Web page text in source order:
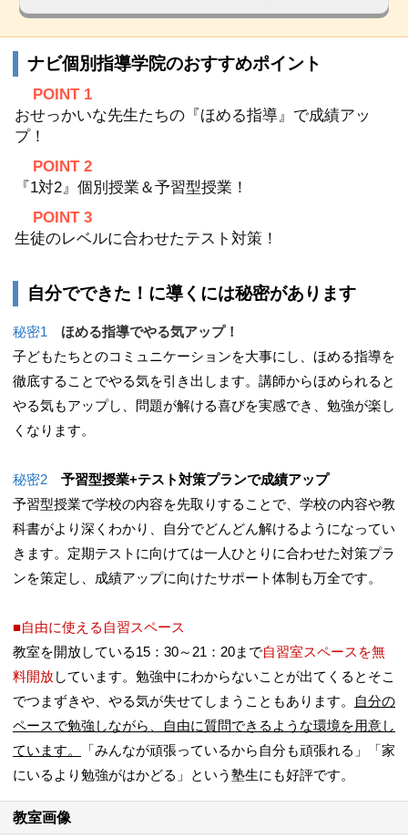
ナビ個別指導学院のおすすめポイント
POINT 1
おせっかいな先生たちの『ほめる指導』で成績アッ
プ！
POINT 2
『1対2』個別授業＆予習型授業！
POINT 3
生徒のレベルに合わせたテスト対策！
自分でできた！に導くには秘密があります
秘密1 ほめる指導でやる気アップ！
子どもたちとのコミュニケーションを大事にし、ほめる指導を
徹底することでやる気を引き出します。講師からほめられると
やる気もアップし、問題が解ける喜びを実感でき、勉強が楽し
くなります。
秘密2
予習型授業+テスト対策プランで成績アップ
予習型授業で学校の内容を先取りすることで、学校の内容や教
科書がより深くわかり、自分でどんどん解けるようになってい
きます。定期テストに向けては一人ひとりに合わせた対策プラ
ンを策定し、成績アップに向けたサポート体制も万全です。
■自由に使える自習スペース
教室を開放している15：30～21：20まで自習室スペースを無
料開放しています。勉強中にわからないことが出てくるとそこ
でつまずきや、やる気が失せてしまうこともあります。
自分の
ペースで勉強しながら、自由に質問できるような環境を用意し
ています。
「みんなが頑張っているから自分も頑張れる」「家
にいるより勉強がはかどる」という塾生にも好評です。
教室画像